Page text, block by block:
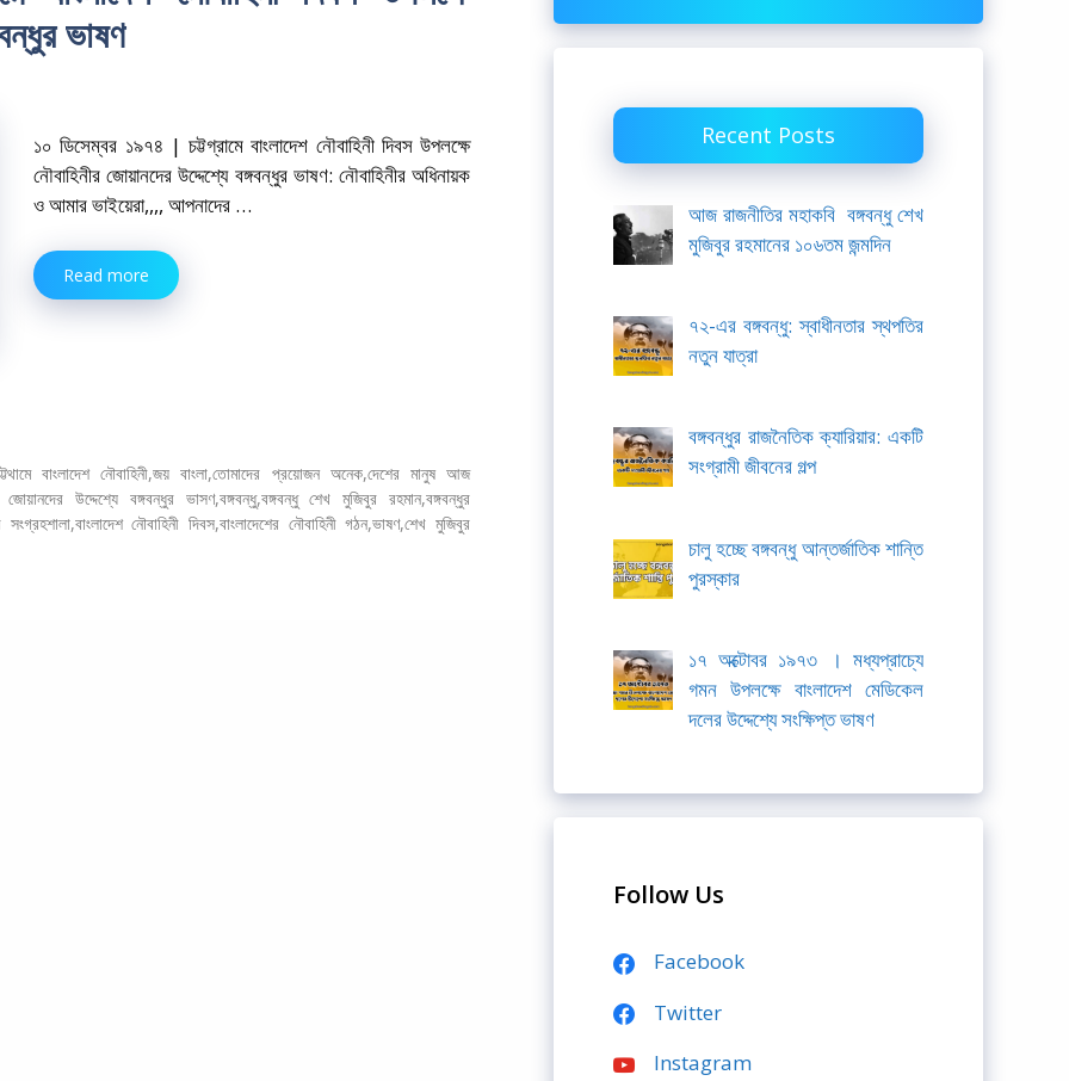
ভাষণ
১০ ডিসেম্বর ১৯৭৪ | চট্টগ্রামে বাংলাদেশ নৌবাহিনী দিবস উপলক্ষে
নৌবাহিনীর জোয়ানদের উদ্দেশ্যে বঙ্গবন্ধুর ভাষণ: নৌবাহিনীর অধিনায়ক
ও আমার ভাইয়েরা,,,, আপনাদের …
Read more
বাংলাদেশ নৌবাহিনী,জয় বাংলা,তোমাদের প্রয়োজন অনেক,দেশের মানুষ আজ
জোয়ানদের উদ্দেশ্যে বঙ্গবন্ধুর ভাসণ,বঙ্গবন্ধু,বঙ্গবন্ধু শেখ মুজিবুর রহমান,বঙ্গবন্ধুর
সংগ্রহশালা,বাংলাদেশ নৌবাহিনী দিবস,বাংলাদেশের নৌবাহিনী গঠন,ভাষণ,শেখ মুজিবুর
Recent Posts
আজ রাজনীতির মহাকবি বঙ্গবন্ধু শেখ
মুজিবুর রহমানের ১০৬তম জন্মদিন
৭২-এর বঙ্গবন্ধু: স্বাধীনতার স্থপতির
নতুন যাত্রা
বঙ্গবন্ধুর রাজনৈতিক ক্যারিয়ার: একটি
সংগ্রামী জীবনের গল্প
চালু হচ্ছে বঙ্গবন্ধু আন্তর্জাতিক শান্তি
পুরস্কার
১৭ অক্টোবর ১৯৭৩ । মধ্যপ্রাচ্যে
গমন উপলক্ষে বাংলাদেশ মেডিকেল
দলের উদ্দেশ্যে সংক্ষিপ্ত ভাষণ
Follow Us
Facebook
Twitter
Instagram